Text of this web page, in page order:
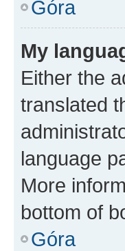
Góra
My
Either the
translated
language
More
bottom of
Góra